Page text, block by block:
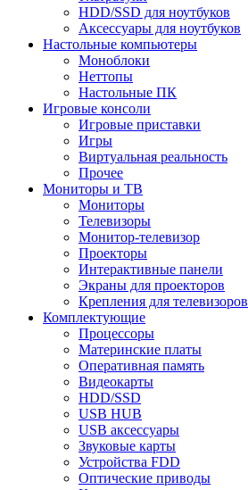
HDD/SSD для ноутбуков
Аксессуары для ноутбуков
Настольные компьютеры
Моноблоки
Неттопы
Настольные ПК
Игровые консоли
Игровые приставки
Игры
Виртуальная реальность
Прочее
Мониторы и ТВ
Мониторы
Телевизоры
Монитор-телевизор
Проекторы
Интерактивные панели
Экраны для проекторов
Крепления для телевизоров
Комплектующие
Процессоры
Материнские платы
Оперативная память
Видеокарты
HDD/SSD
USB HUB
USB аксессуары
Звуковые карты
Устройства FDD
Оптические приводы